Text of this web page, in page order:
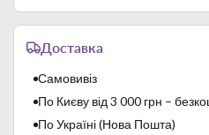
Тип
Тип підключення
Доставка
Самовивіз
По Києву від 3 000 грн –
По Україні (Нова Пошта)